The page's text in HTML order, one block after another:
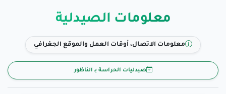
معلومات الصيدلية
معلومات الاتصال، أوقات العمل والموقع الجغرافي
صيدليات الحراسة بـ الناظور